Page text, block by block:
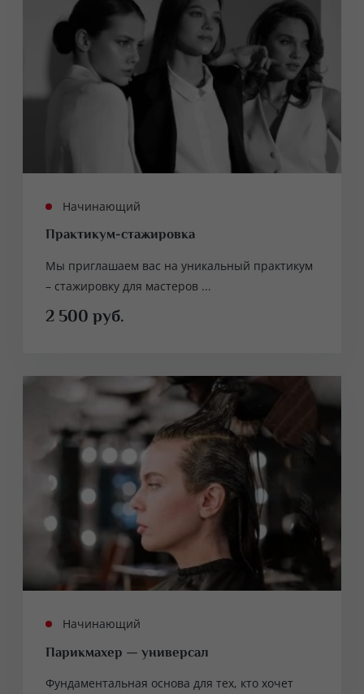
Начинающий
Практикум-стажировка
Мы приглашаем вас на уникальный практикум
– стажировку для мастеров ...
2 500 руб.
Начинающий
Парикмахер — универсал
Фундаментальная основа для тех, кто хочет